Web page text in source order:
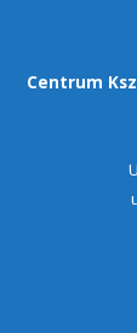
Centrum